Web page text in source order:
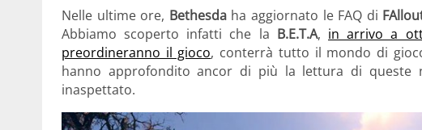
Nelle ultime ore, Bethesdaha aggiornato le FAQ di
Abbiamo scoperto infatti che la B.E.T.A, in arrivo a
preordineranno il gioco, conterrà tutto il mondo di
hanno approfondito ancor di più la lettura di queste
inaspettato.